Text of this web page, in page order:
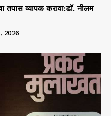
तपास व्यापक करावा:डॉ. नीलम
2026